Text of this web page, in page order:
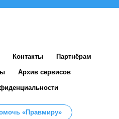
Контакты Партнёрам
Архив сервисов
«Правмиру»